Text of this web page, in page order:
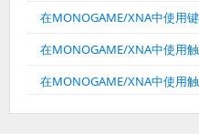
在MONOGAME/XNA中使用键
在MONOGAME/XNA中使用
在MONOGAME/XNA中使用